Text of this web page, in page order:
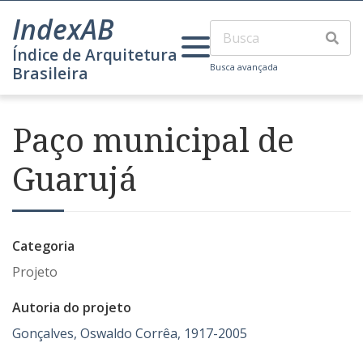
IndexAB
Índice de Arquitetura
Brasileira
Busca avançada
Paço municipal de
Guarujá
Categoria
Projeto
Autoria do projeto
Gonçalves, Oswaldo Corrêa, 1917-2005